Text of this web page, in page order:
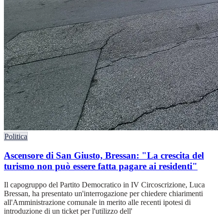
Politica
Ascensore di San Giusto, Bressan: "La crescita del
turismo non può essere fatta pagare ai residenti"
Il capogruppo del Partito Democratico in IV Circoscrizione, Luca
Bressan, ha presentato un'interrogazione per chiedere chiarimenti
all'Amministrazione comunale in merito alle recenti ipotesi di
introduzione di un ticket per l'utilizzo dell'